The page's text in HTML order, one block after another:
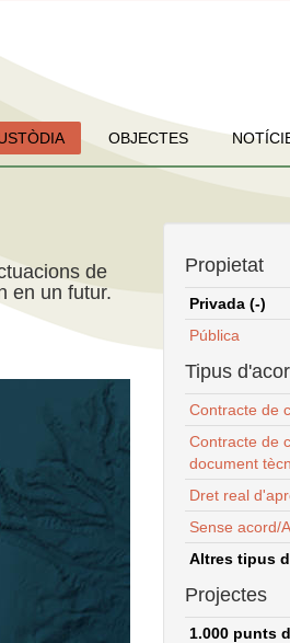
OBJECTES
de
en un futur.
Propietat
Privada (-)
Pública
Tipus
Contracte de
Contracte de
document
Dret real
Sense acord/
Altres tipus
Projectes
1.000 punts